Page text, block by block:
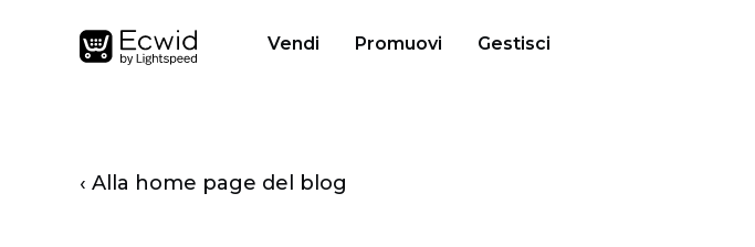
Vendi Promuovi Gestisci
‹ Alla home page del blog